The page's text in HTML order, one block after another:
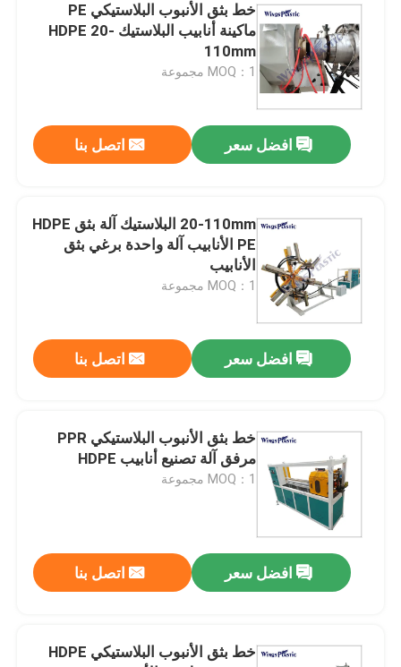
اتصل بنا
آلة بثق الأنابيب البلاستيكية
خط بثق الأنبوب البلاستيكي
HDPE آلة بثق الأنابيب
آلة بثق الأنابيب البلاستيكية
خط إنتاج أنابيب PPR
آلة بثق الأنبوب المموج
آلة بثق الشريط PET
خط إنتاج الشريط PP
آلة بثق الصفيحة البلاستيكية
خط بثق الأنبوب البلاستيكي PE
ماكينة أنابيب البلاستيك HDPE 20-
110mm
MOQ：1 مجموعة
افضل سعر اتصل بنا
20-110mm البلاستيك آلة بثق HDPE
PE الأنابيب آلة واحدة برغي بثق
الأنابيب
MOQ：1 مجموعة
افضل سعر اتصل بنا
خط بثق الأنبوب البلاستيكي PPR
مرفق آلة تصنيع أنابيب HDPE
MOQ：1 مجموعة
افضل سعر اتصل بنا
خط بثق الأنبوب البلاستيكي HDPE